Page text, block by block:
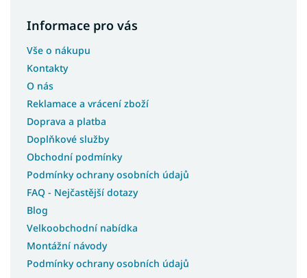
Informace pro vás
Vše o nákupu
Kontakty
O nás
Reklamace a vrácení zboží
Doprava a platba
Doplňkové služby
Obchodní podmínky
Podmínky ochrany osobních údajů
FAQ - Nejčastější dotazy
Blog
Velkoobchodní nabídka
Montážní návody
Podmínky ochrany osobních údajů